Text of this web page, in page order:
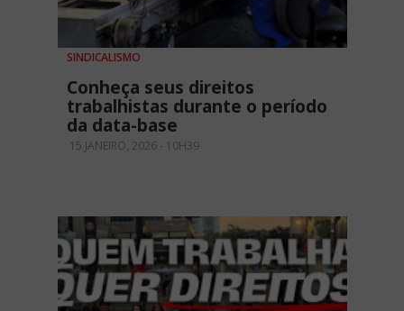
SINDICALISMO
Conheça seus direitos
trabalhistas durante o período
da data-base
15 JANEIRO, 2026 - 10H39